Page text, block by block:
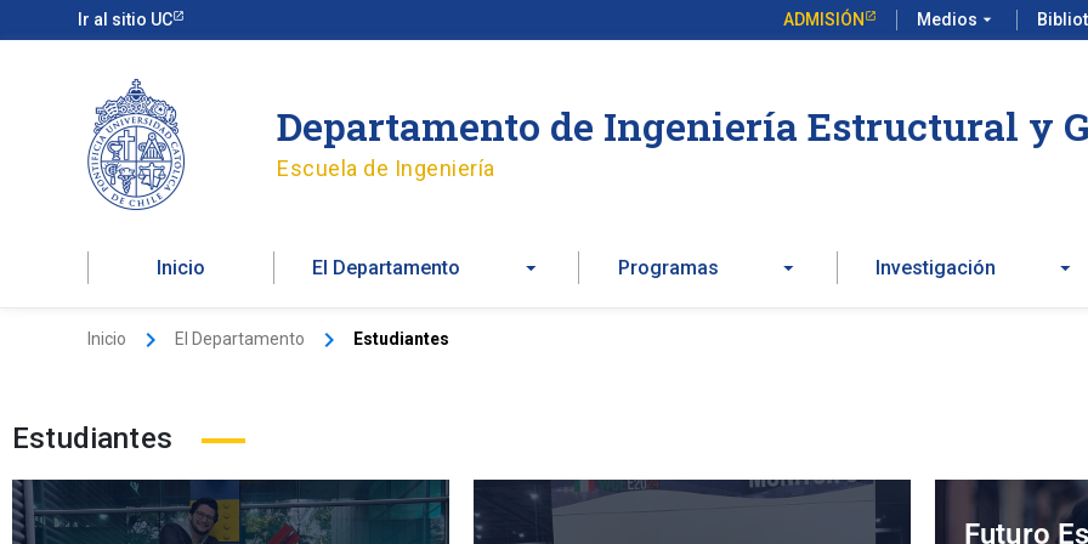
Ir al sitio UC ADMISIÓN Medios arrow_drop_down
al
Departamento de Ingeniería Estructural y
Escuela de Ingeniería
Inicio El Departamento Programas Investigación
Inicio El Departamento Estudiantes
Estudiantes
Futuro